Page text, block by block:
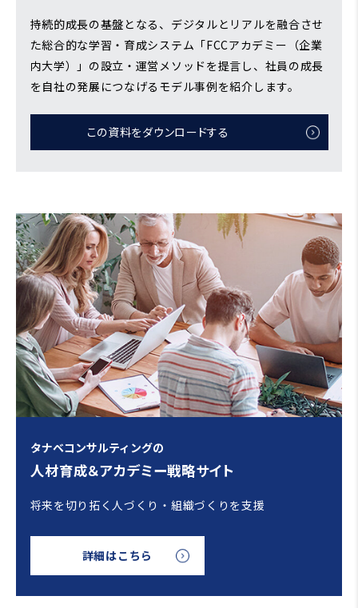
持続的成長の基盤となる、デジタルとリアルを融合させ
た総合的な学習・育成システム「FCCアカデミー（企業
内大学）」の設立・運営メソッドを提言し、社員の成長
を自社の発展につなげるモデル事例を紹介します。
この資料をダウンロードする
タナベコンサルティングの
人材育成＆アカデミー戦略サイト
将来を切り拓く人づくり・組織づくりを支援
詳細はこちら